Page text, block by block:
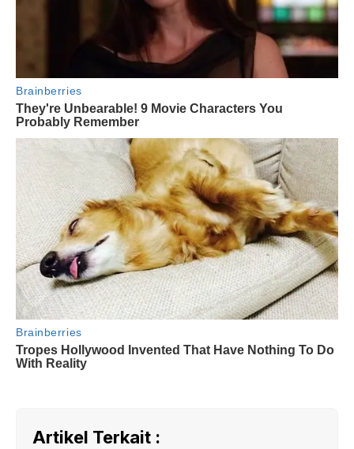
Artikel Terkait :